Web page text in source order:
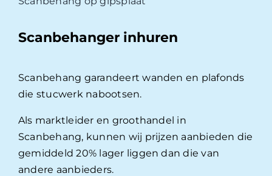
Scanbehanger inhuren
Scanbehang garandeert wanden en plafonds
die stucwerk nabootsen.
Als marktleider en groothandel in
Scanbehang, kunnen wij prijzen aanbieden die
gemiddeld 20% lager liggen dan die van
andere aanbieders.